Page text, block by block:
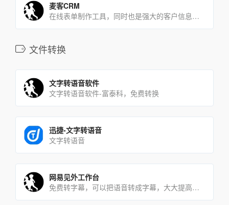
麦客CRM
在线表单制作工具，同时也是强大的客户信息处理和关系管理系统
文件转换
文字转语音软件
文字转语音软件-富泰科，免费转换
迅捷-文字转语音
文字转语音
网易见外工作台
免费转字幕，可以把语音转成字幕，大大提高制作字幕的工作效率